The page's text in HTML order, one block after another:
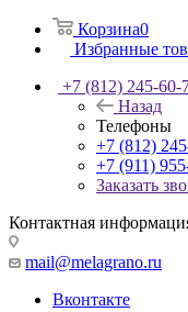
Корзина0
Избранные
+7 (812) 245-60-
Назад
Телефоны
+7 (812)
+7 (911)
Заказать
Контактная
mail@melagrano.ru
Вконтакте